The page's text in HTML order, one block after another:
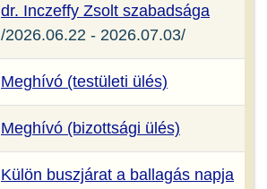
dr. Inczeffy Zsolt szabadsága
/2026.06.22 - 2026.07.03/
Meghívó (testületi ülés)
Meghívó (bizottsági ülés)
Külön buszjárat a ballagás napja